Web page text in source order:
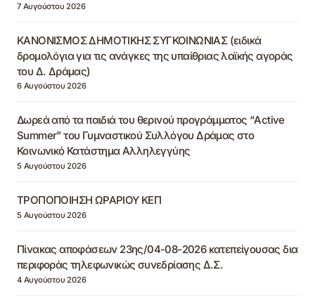
7 Αυγούστου 2026
ΚΑΝΟΝΙΣΜΟΣ ΔΗΜΟΤΙΚΗΣ ΣΥΓΚΟΙΝΩΝΙΑΣ (ειδικά
δρομολόγια για τις ανάγκες της υπαίθριας λαϊκής αγοράς
του Δ. Δράμας)
6 Αυγούστου 2026
Δωρεά από τα παιδιά του θερινού προγράμματος “Active
Summer” του Γυμναστικού Συλλόγου Δράμας στο
Κοινωνικό Κατάστημα Αλληλεγγύης
5 Αυγούστου 2026
ΤΡΟΠΟΠΟΙΗΣΗ ΩΡΑΡΙΟΥ ΚΕΠ
5 Αυγούστου 2026
Πίνακας αποφάσεων 23ης/04-08-2026 κατεπείγουσας δια
περιφοράς τηλεφωνικώς συνεδρίασης Δ.Σ.
4 Αυγούστου 2026